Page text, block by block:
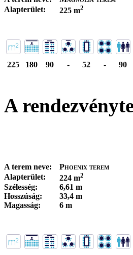
Alapterület:
225 m2
225 180 90 - 52 - 90
A
A terem neve:
Phoenix terem
Alapterület:
224 m2
Szélesség:
6,61 m
Hosszúság:
33,4 m
Magasság:
6 m